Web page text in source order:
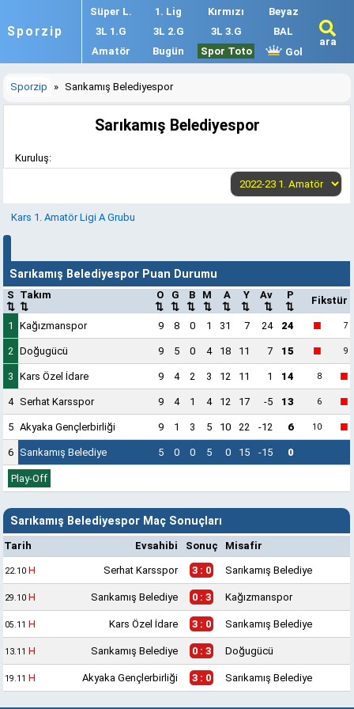
Sporzip
Süper L. 1. Lig Kırmızı
Beyaz
3L 1.G
3L 2.G 3L 3.G
BAL
Amatör
Bugün Spor Toto Gol
ara
Sporzip » Sarıkamış Belediyespor
Sarıkamış Belediyespor
Kuruluş:
Kars 1. Amatör Ligi A Grubu
Sarıkamış Belediyespor Puan Durumu
S
⇅
Takım
⇅
O
⇅
G
⇅
B
⇅
M
⇅
A
⇅
Y
⇅
Av
⇅
P
⇅
Fikstür
1 Kağızmanspor 9 8 0 1 31 7 24 24 ■ 7
2 Doğugücü 9 5 0 4 18 11 7 15 ■ 9
3 Kars Özel İdare 9 4 2 3 12 11 1 14 8 ■
4 Serhat Karsspor 9 4 1 4 12 17 -5 13 6 ■
5 Akyaka Gençlerbirliği 9 1 3 5 10 22 -12 6 10 ■
6 Sarıkamış Belediye 5 0 0 5 0 15 -15 0
Play-Off
Sarıkamış Belediyespor Maç Sonuçları
Tarih Evsahibi Sonuç Misafir
22.10 H Serhat Karsspor 3 : 0 Sarıkamış Belediye
29.10 H Sarıkamış Belediye 0 : 3 Kağızmanspor
05.11 H Kars Özel İdare 3 : 0 Sarıkamış Belediye
13.11 H Sarıkamış Belediye 0 : 3 Doğugücü
19.11 H Akyaka Gençlerbirliği 3 : 0 Sarıkamış Belediye